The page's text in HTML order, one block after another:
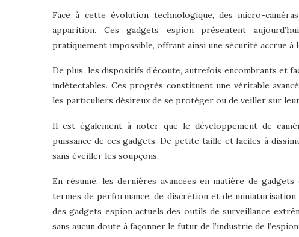
Face à cette évolution technologique, des micro-
apparition. Ces gadgets espion présentent
pratiquement impossible, offrant ainsi une sécurité accrue à
De plus, les dispositifs d’écoute, autrefois encombrants et
indétectables. Ces progrès constituent une véritable
les particuliers désireux de se protéger ou de veiller sur
Il est également à noter que le développement de
puissance de ces gadgets. De petite taille et faciles à
sans éveiller les soupçons.
En résumé, les dernières avancées en matière de
termes de performance, de discrétion et de
des gadgets espion actuels des outils de surveillance
sans aucun doute à façonner le futur de l’industrie de